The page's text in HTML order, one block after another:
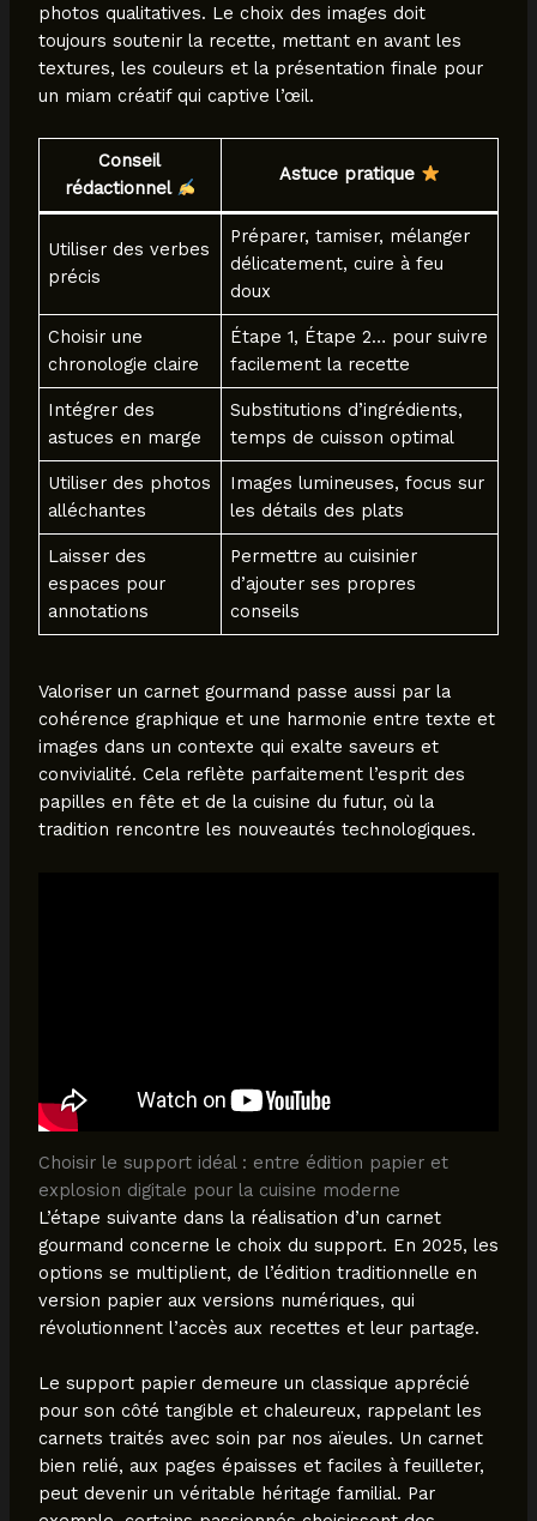
photos qualitatives. Le choix des images doit
toujours soutenir la recette, mettant en avant les
textures, les couleurs et la présentation finale pour
un miam créatif qui captive l’œil.
Conseil
rédactionnel
Astuce pratique
Utiliser des verbes
précis
Préparer, tamiser, mélanger
délicatement, cuire à feu
doux
Choisir une
chronologie claire
Étape 1, Étape 2… pour suivre
facilement la recette
Intégrer des
astuces en marge
Substitutions d’ingrédients,
temps de cuisson optimal
Utiliser des photos
alléchantes
Images lumineuses, focus sur
les détails des plats
Laisser des
espaces pour
annotations
Permettre au cuisinier
d’ajouter ses propres
conseils
Valoriser un carnet gourmand passe aussi par la
cohérence graphique et une harmonie entre texte et
images dans un contexte qui exalte saveurs et
convivialité. Cela reflète parfaitement l’esprit des
papilles en fête et de la cuisine du futur, où la
tradition rencontre les nouveautés technologiques.
Choisir le support idéal : entre édition papier et
explosion digitale pour la cuisine moderne
L’étape suivante dans la réalisation d’un carnet
gourmand concerne le choix du support. En 2025, les
options se multiplient, de l’édition traditionnelle en
version papier aux versions numériques, qui
révolutionnent l’accès aux recettes et leur partage.
Le support papier demeure un classique apprécié
pour son côté tangible et chaleureux, rappelant les
carnets traités avec soin par nos aïeules. Un carnet
bien relié, aux pages épaisses et faciles à feuilleter,
peut devenir un véritable héritage familial. Par